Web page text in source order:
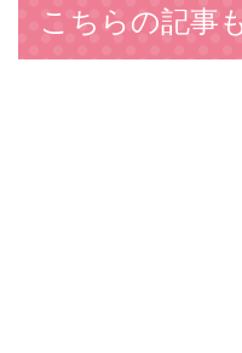
こちらの記事